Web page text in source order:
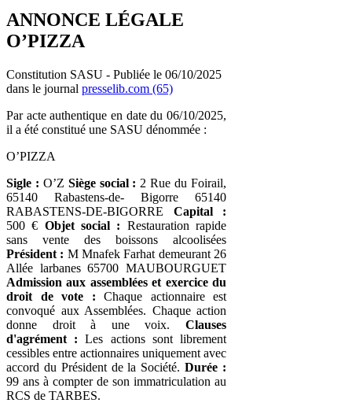
ANNONCE LÉGALE
O’PIZZA
Constitution SASU - Publiée le 06/10/2025
dans le journal presselib.com (65)
Par acte authentique en date du 06/10/2025,
il a été constitué une SASU dénommée :
O’PIZZA
Sigle : O’Z Siège social : 2 Rue du Foirail,
65140 Rabastens-de- Bigorre 65140
RABASTENS-DE-BIGORRE Capital :
500 € Objet social : Restauration rapide
sans vente des boissons alcoolisées
Président : M Mnafek Farhat demeurant 26
Allée larbanes 65700 MAUBOURGUET
Admission aux assemblées et exercice du
droit de vote : Chaque actionnaire est
convoqué aux Assemblées. Chaque action
donne droit à une voix. Clauses
d'agrément : Les actions sont librement
cessibles entre actionnaires uniquement avec
accord du Président de la Société.Durée :
99 ans à compter de son immatriculation au
RCS de TARBES.